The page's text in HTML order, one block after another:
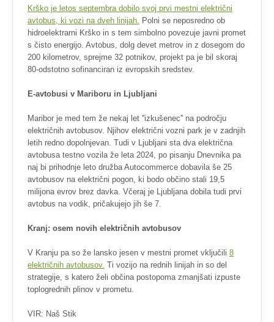
Krško je letos septembra dobilo svoj prvi mestni električni
avtobus, ki vozi na dveh linijah. Polni se neposredno ob
hidroelektrarni Krško in s tem simbolno povezuje javni promet
s čisto energijo. Avtobus, dolg devet metrov in z dosegom do
200 kilometrov, sprejme 32 potnikov, projekt pa je bil skoraj
80-odstotno sofinanciran iz evropskih sredstev.
E-avtobusi v Mariboru in Ljubljani
Maribor je med tem že nekaj let ''izkušenec'' na področju
električnih avtobusov. Njihov električni vozni park je v zadnjih
letih redno dopolnjevan. Tudi v Ljubljani sta dva električna
avtobusa testno vozila že leta 2024, po pisanju Dnevnika pa
naj bi prihodnje leto družba Autocommerce dobavila še 25
avtobusov na električni pogon, ki bodo občino stali 19,5
milijona evrov brez davka. Včeraj je Ljubljana dobila tudi prvi
avtobus na vodik, pričakujejo jih še 7.
Kranj: osem novih električnih avtobusov
V Kranju pa so že lansko jesen v mestni promet vključili 8
električnih avtobusov. Ti vozijo na rednih linijah in so del
strategije, s katero želi občina postopoma zmanjšati izpuste
toplogrednih plinov v prometu.
VIR: Naš Stik